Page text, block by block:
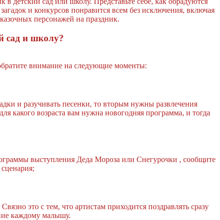
и конкурсов понравится всем без исключения, включая
персонажей на праздник.
сад и школу?
внимание на следующие моменты:
и разучивать песенки, то вторым нужны развлечения
какого возраста вам нужна новогодняя программа, и тогда
выступления Деда Мороза или Снегурочки , сообщите
это с тем, что артистам приходится поздравлять сразу
каждому малышу.